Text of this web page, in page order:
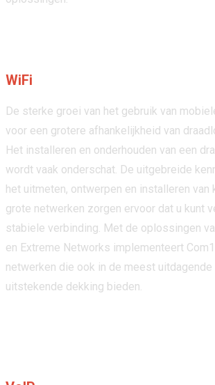
WiFi
De sterke groei van het gebruik van
voor een grotere afhankelijkheid van
Het installeren en onderhouden van een
wordt vaak onderschat. De uitgebreide
het uitmeten, ontwerpen en installeren van
grote netwerken zorgen ervoor dat u kunt
stabiele verbinding. Met de oplossingen
en Extreme Networks implementeert
netwerken die ook in de meest uitdagende
uitstekende dekking bieden.